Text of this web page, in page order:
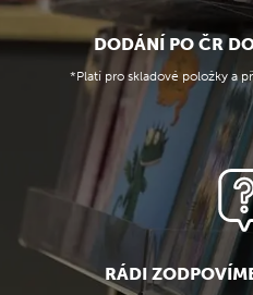
DODÁNÍ PO ČR
*Platí pro skladové položky a
RÁDI